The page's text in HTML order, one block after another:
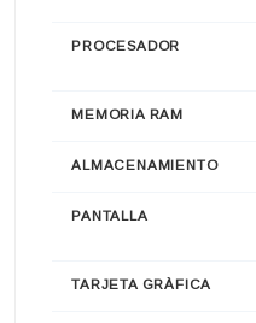
PROCESADOR
MEMORIA RAM
ALMACENAMIENTO
PANTALLA
TARJETA GRÀFICA